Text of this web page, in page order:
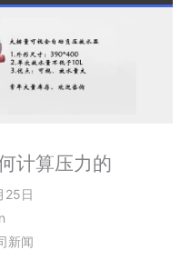
计算压力的
25日
新闻